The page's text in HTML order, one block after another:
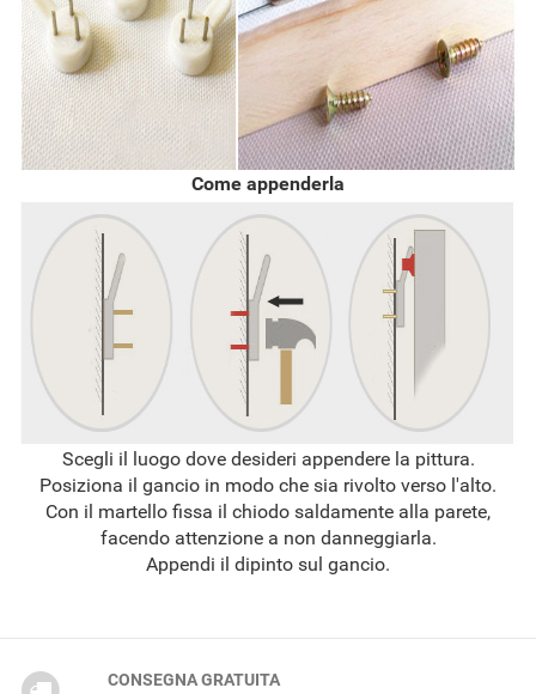
Come appenderla
Scegli il luogo dove desideri appendere la pittura.
Posiziona il gancio in modo che sia rivolto verso l'alto.
Con il martello fissa il chiodo saldamente alla parete,
facendo attenzione a non danneggiarla.
Appendi il dipinto sul gancio.
CONSEGNA GRATUITA